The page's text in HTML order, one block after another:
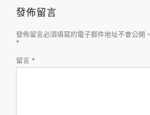
發佈留言
發佈留言必須填寫的電子郵件地址不會公開。
*
留言 *